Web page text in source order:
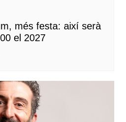
més festa: així serà
el 2027